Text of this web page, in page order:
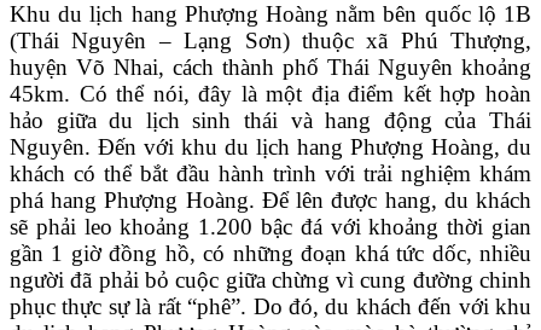
Khu du lịch hang Phượng Hoàng nằm bên quốc lộ 1B
(Thái Nguyên – Lạng Sơn) thuộc xã Phú Thượng,
huyện Võ Nhai, cách thành phố Thái Nguyên khoảng
45km. Có thể nói, đây là một địa điểm kết hợp hoàn
hảo giữa du lịch sinh thái và hang động của Thái
Nguyên. Đến với khu du lịch hang Phượng Hoàng, du
khách có thể bắt đầu hành trình với trải nghiệm khám
phá hang Phượng Hoàng. Để lên được hang, du khách
sẽ phải leo khoảng 1.200 bậc đá với khoảng thời gian
gần 1 giờ đồng hồ, có những đoạn khá tức dốc, nhiều
người đã phải bỏ cuộc giữa chừng vì cung đường chinh
phục thực sự là rất “phê”. Do đó, du khách đến với khu